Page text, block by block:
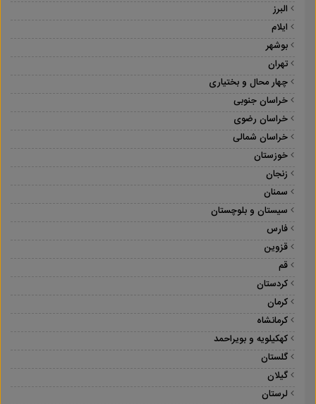
البرز
ایلام
بوشهر
تهران
چهار محال و بختیاری
خراسان جنوبی
خراسان رضوی
خراسان شمالی
خوزستان
زنجان
سمنان
سیستان و بلوچستان
فارس
قزوین
قم
کردستان
کرمان
کرمانشاه
کهکیلویه و بویراحمد
گلستان
گیلان
لرستان